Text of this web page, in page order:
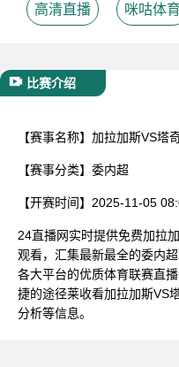
高清直播 咪咕体育
比赛介绍
【赛事名称】 加拉加斯VS塔
【赛事分类】 委内超
【开赛时间】 2025-11-05
24直播网实时提供免费加拉
观看，汇集最新最全的委内
各大平台的优质体育联赛直
捷的途径莱收看加拉加斯VS
分析等信息。